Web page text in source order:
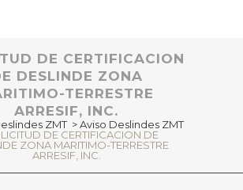
DE CERTIFICACION
DESLINDE ZONA
TERRESTRE
ARRESIF, INC.
ZMT >Aviso Deslindes ZMT
DE CERTIFICACION DE
ZONA MARITIMO-TERRESTRE
ARRESIF, INC.